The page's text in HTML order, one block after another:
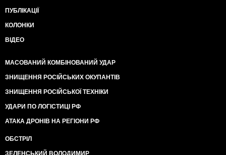
ПУБЛІКАЦІЇ
КОЛОНКИ
ВІДЕО
МАСОВАНИЙ КОМБІНОВАНИЙ УДАР
ЗНИЩЕННЯ РОСІЙСЬКИХ ОКУПАНТІВ
ЗНИЩЕННЯ РОСІЙСЬКОЇ ТЕХНІКИ
УДАРИ ПО ЛОГІСТИЦІ РФ
АТАКА ДРОНІВ НА РЕГІОНИ РФ
ОБСТРІЛ
ЗЕЛЕНСЬКИЙ ВОЛОДИМИР